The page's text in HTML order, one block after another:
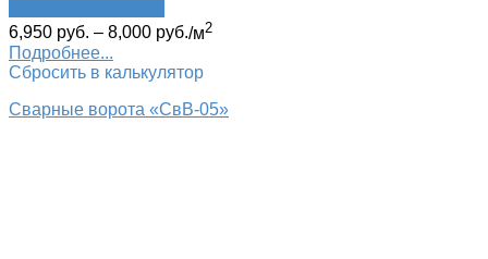
6,950 руб. – 8,000 руб./м2
Подробнее...
Сбросить в калькулятор
Сварные ворота «СвВ-05»‎